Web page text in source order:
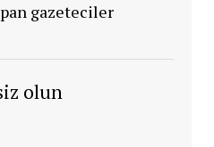
gazeteciler
olun